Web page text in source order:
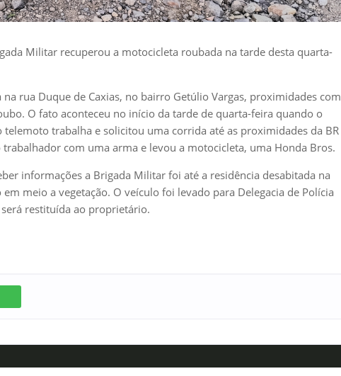
Militar recuperou a motocicleta roubada na tarde desta quarta-
rua Duque de Caxias, no bairro Getúlio Vargas, proximidades com
O fato aconteceu no início da tarde de quarta-feira quando o
trabalha e solicitou uma corrida até as proximidades da BR
com uma arma e levou a motocicleta, uma Honda Bros.
informações a Brigada Militar foi até a residência desabitada na
meio a vegetação. O veículo foi levado para Delegacia de Polícia
restituída ao proprietário.